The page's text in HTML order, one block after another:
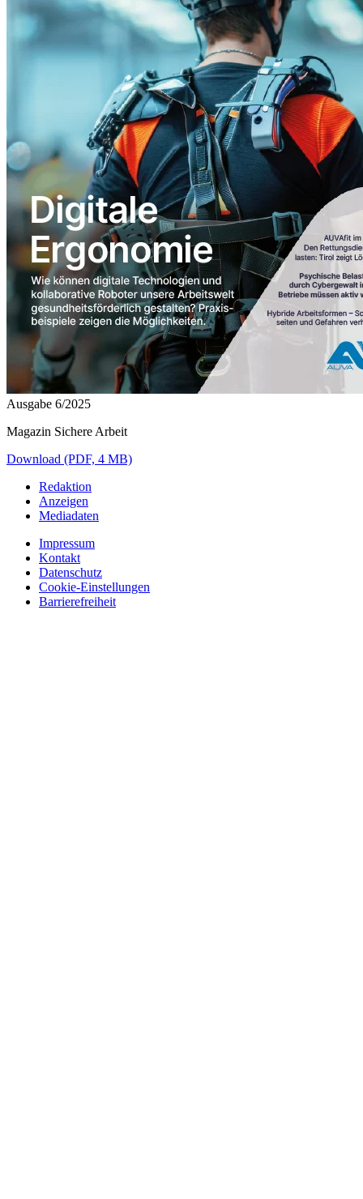
Ausgabe 6/2025
Magazin Sichere Arbeit
Download (PDF, 4 MB)
Redaktion
Anzeigen
Mediadaten
Impressum
Kontakt
Datenschutz
Cookie-Einstellungen
Barrierefreiheit